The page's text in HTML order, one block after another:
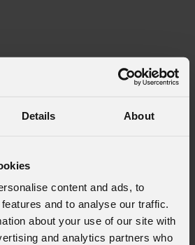
Details About
content and ads, to
and to analyse our traffic.
about your use of our site with
and analytics partners who